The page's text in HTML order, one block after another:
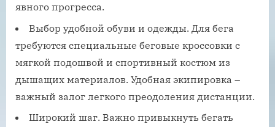
явного прогресса.
Выбор удобной обуви и одежды. Для бега
требуются специальные беговые кроссовки с
мягкой подошвой и спортивный костюм из
дышащих материалов. Удобная экипировка –
важный залог легкого преодоления дистанции.
Широкий шаг. Важно привыкнуть бегать